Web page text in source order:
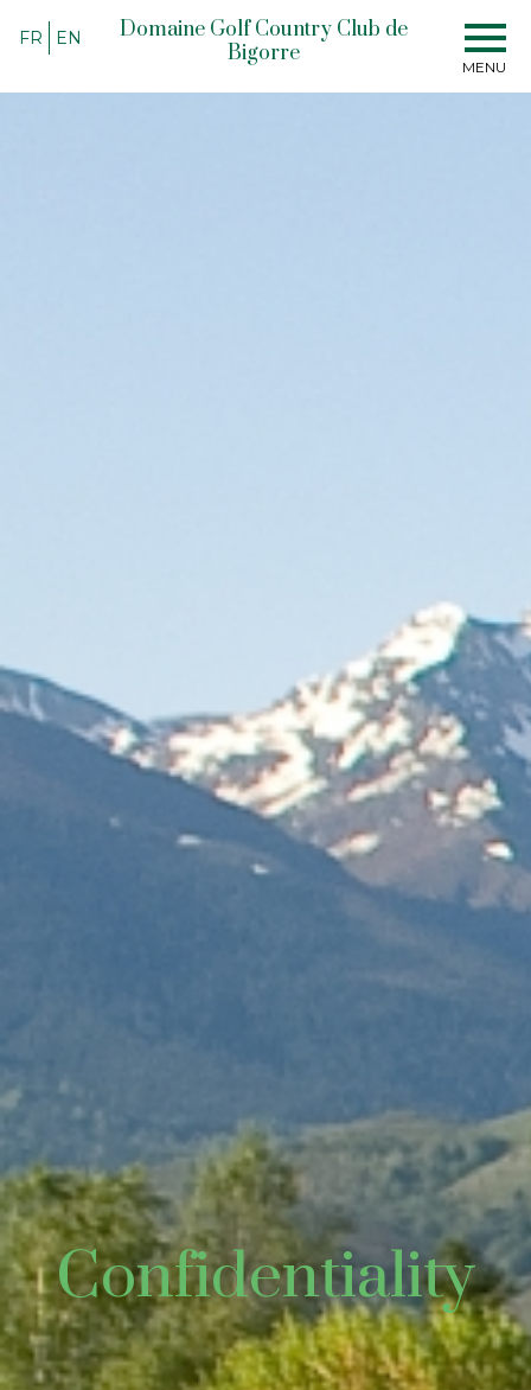
FR EN
Domaine Golf Country Club de
Bigorre
MENU
Confidentiality